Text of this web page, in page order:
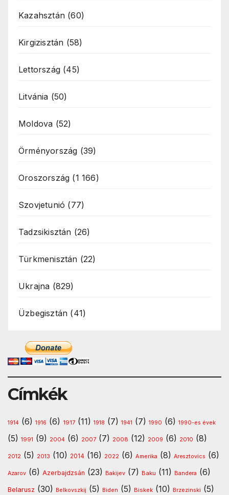
Kazahsztán (60)
Kirgizisztán (58)
Lettország (45)
Litvánia (50)
Moldova (52)
Örményország (39)
Oroszország (1 166)
Szovjetunió (77)
Tadzsikisztán (26)
Türkmenisztán (22)
Ukrajna (829)
Üzbegisztán (41)
Címkék
1914 (6) 1916 (6) 1917 (11) 1918 (7) 1941 (7) 1990 (6) 1990-es évek
(5) 1991 (9) 2004 (6) 2007 (7) 2008 (12) 2009 (6) 2010 (8)
2012 (5) 2013 (10) 2014 (16) 2022 (6) Amerika (8) Aresztovics (6)
Azarov (6) Azerbajdzsán (23) Bakijev (7) Baku (11) Bandera (6)
Belarusz (30) Belkovszkij (5) Biden (5) Biskek (10) Brzezinski (5)